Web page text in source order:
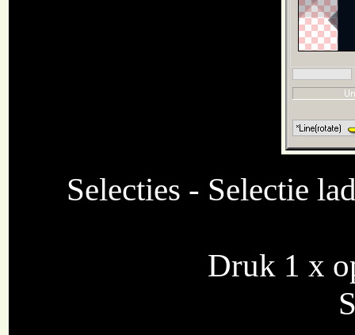
Selecties - Selectie
Druk 1 x